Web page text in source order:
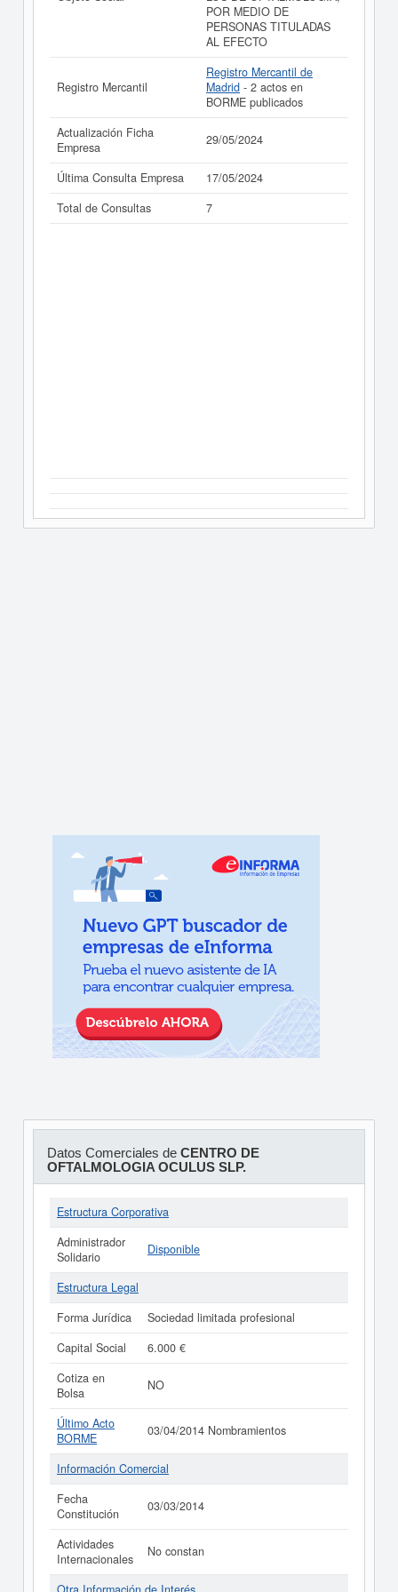
POR MEDIO DE
PERSONAS TITULADAS
AL EFECTO
Registro Mercantil
Registro Mercantil de
Madrid - 2 actos en
BORME publicados
Actualización Ficha
Empresa
29/05/2024
Última Consulta Empresa
17/05/2024
Total de Consultas
7
Datos Comerciales de CENTRO DE
OFTALMOLOGIA OCULUS SLP.
Estructura Corporativa
Administrador
Solidario
Disponible
Estructura Legal
Forma Jurídica
Sociedad limitada profesional
Capital Social
6.000 €
Cotiza en
Bolsa
NO
Último Acto
BORME
03/04/2014 Nombramientos
Información Comercial
Fecha
Constitución
03/03/2014
Actividades
Internacionales
No constan